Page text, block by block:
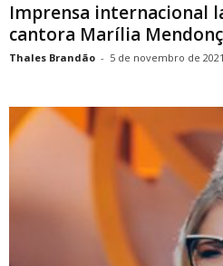
Imprensa internacional
cantora Marília
Thales Brandão - 5 de novembro de 2021